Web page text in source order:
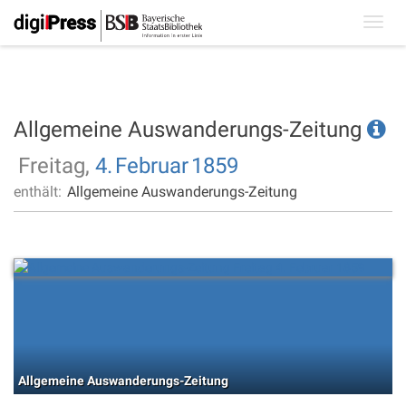
Allgemeine Auswanderungs-Zeitung
Freitag, 4. Februar1859
enthält: Allgemeine Auswanderungs-Zeitung
Allgemeine Auswanderungs-Zeitung